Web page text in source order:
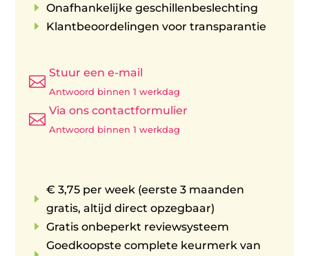
E Onafhankelijke geschillenbeslechting
E Klantbeoordelingen voor transparantie

Stuur een e-mail
Antwoord binnen 1 werkdag

Via ons contactformulier
Antwoord binnen 1 werkdag
E
€ 3,75 per week (eerste 3 maanden
gratis, altijd direct opzegbaar)
E Gratis onbeperkt reviewsysteem
Goedkoopste complete keurmerk van